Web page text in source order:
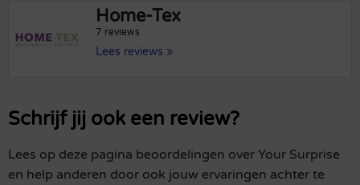
Home-Tex
7 reviews
Lees reviews »
Schrijf jij ook een review?
Lees op deze pagina beoordelingen over Your Surprise
en help anderen door ook jouw ervaringen achter te